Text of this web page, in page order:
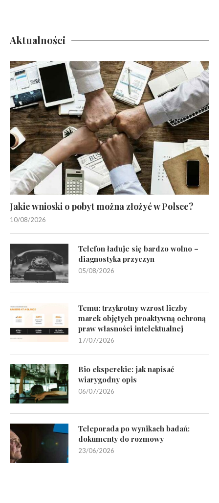
Aktualności
Jakie wnioski o pobyt można złożyć w Polsce?
10/08/2026
Telefon ładuje się bardzo wolno –
diagnostyka przyczyn
05/08/2026
Temu: trzykrotny wzrost liczby
marek objętych proaktywną ochroną
praw własności intelektualnej
17/07/2026
Bio eksperckie: jak napisać
wiarygodny opis
06/07/2026
Teleporada po wynikach badań:
dokumenty do rozmowy
23/06/2026